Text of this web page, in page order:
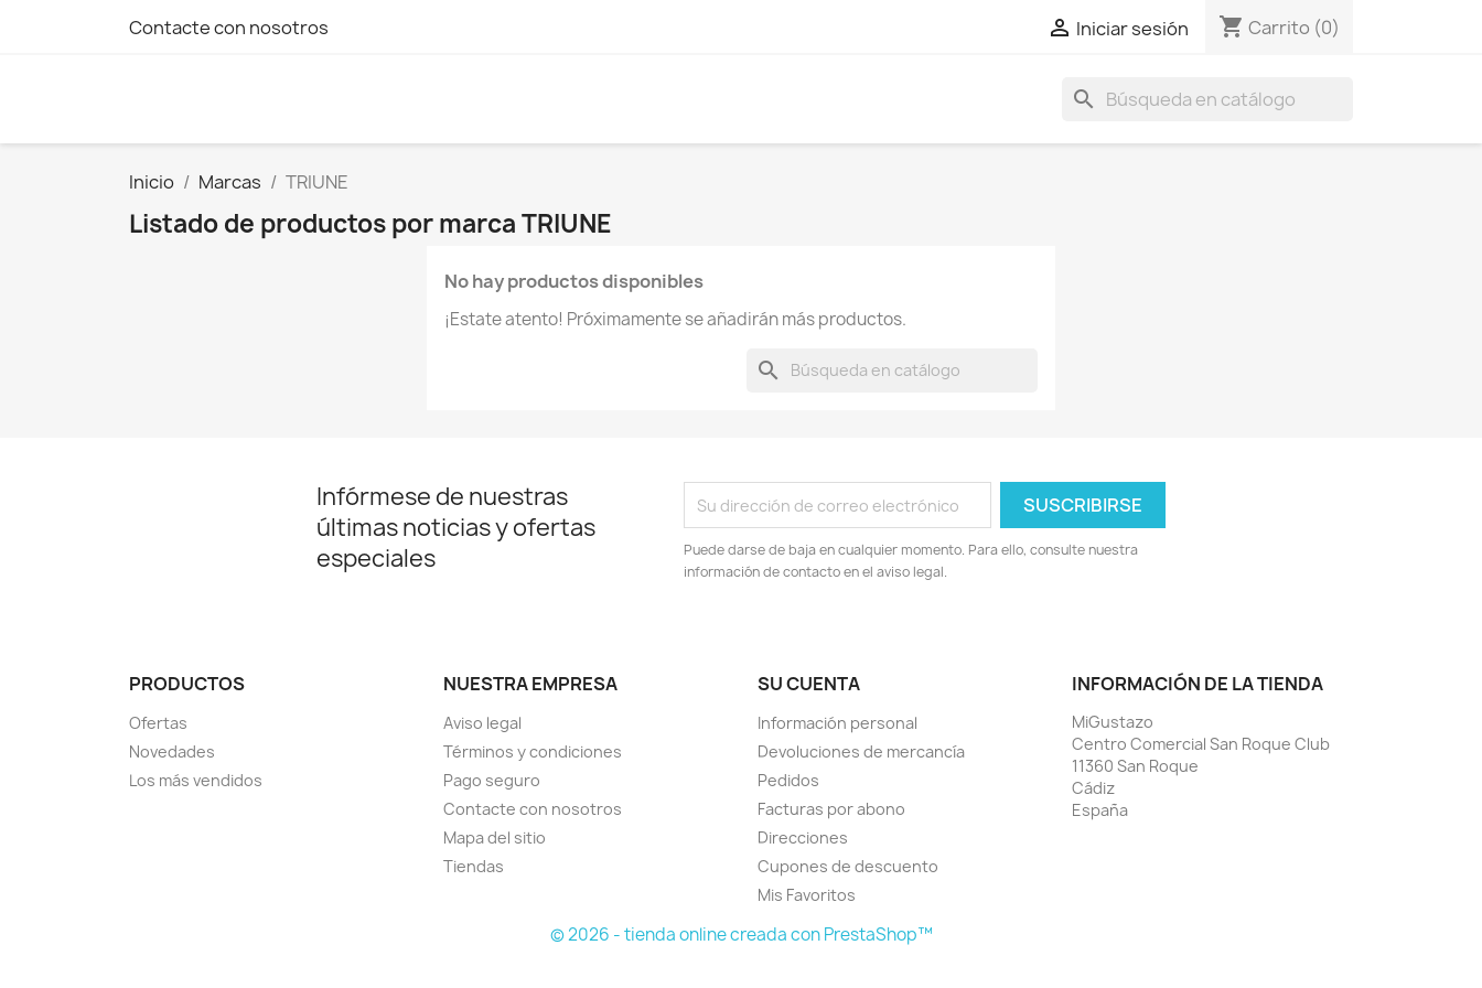
Contacte con nosotros  Iniciar sesión shopping_cart Carrito (0)
search
Inicio Marcas TRIUNE
Listado de productos por marca TRIUNE
No hay productos disponibles
¡Estate atento! Próximamente se añadirán más productos.
search
Infórmese de nuestras
últimas noticias y ofertas
especiales
Puede darse de baja en cualquier momento. Para ello, consulte nuestra
información de contacto en el aviso legal.
PRODUCTOS
Ofertas
Novedades
Los más vendidos
NUESTRA EMPRESA
Aviso legal
Términos y condiciones
Pago seguro
Contacte con nosotros
Mapa del sitio
Tiendas
SU CUENTA
Información personal
Devoluciones de mercancía
Pedidos
Facturas por abono
Direcciones
Cupones de descuento
Mis Favoritos
INFORMACIÓN DE LA TIENDA
MiGustazo
Centro Comercial San Roque Club
11360 San Roque
Cádiz
España
© 2026 - tienda online creada con PrestaShop™